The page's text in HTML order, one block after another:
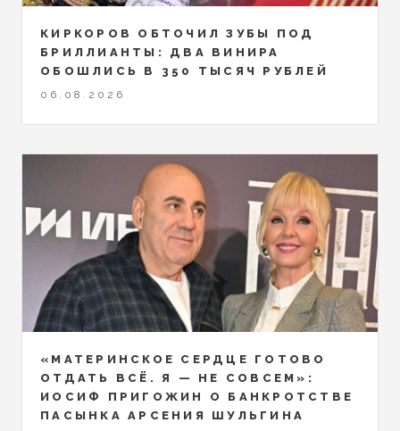
КИРКОРОВ ОБТОЧИЛ ЗУБЫ ПОД
БРИЛЛИАНТЫ: ДВА ВИНИРА
ОБОШЛИСЬ В 350 ТЫСЯЧ РУБЛЕЙ
06.08.2026
«МАТЕРИНСКОЕ СЕРДЦЕ ГОТОВО
ОТДАТЬ ВСЁ. Я — НЕ СОВСЕМ»:
ИОСИФ ПРИГОЖИН О БАНКРОТСТВЕ
ПАСЫНКА АРСЕНИЯ ШУЛЬГИНА